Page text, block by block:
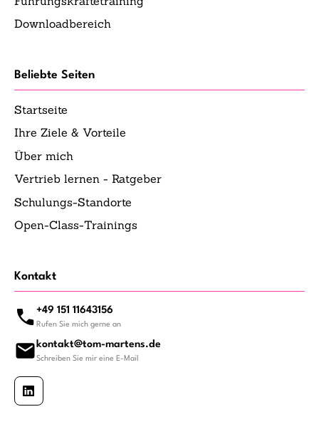
Downloadbereich
Beliebte Seiten
Startseite
Ihre Ziele & Vorteile
Über mich
Vertrieb lernen - Ratgeber
Schulungs-Standorte
Open-Class-Trainings
Kontakt
+49 151 11643156
Rufen Sie mich gerne an
kontakt@tom-martens.de
Schreiben Sie mir eine E-Mail